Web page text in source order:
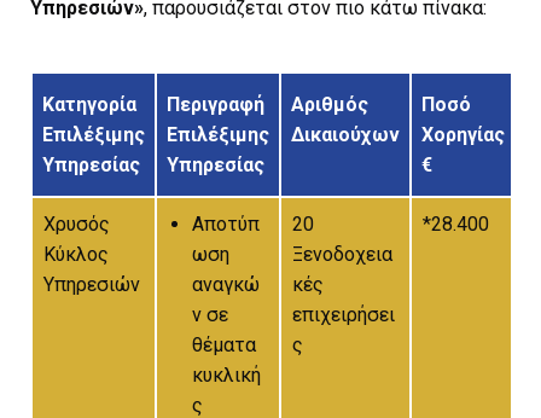
Υπηρεσιών», παρουσιάζεται στον πιο κάτω πίνακα:
Κατηγορία
Επιλέξιμης
Υπηρεσίας
Περιγραφή
Επιλέξιμης
Υπηρεσίας
Αριθμός
Δικαιούχων
Ποσό
Χορηγίας
€
Χρυσός
Κύκλος
Υπηρεσιών
Αποτύπ
ωση
αναγκώ
ν σε
θέματα
κυκλική
ς
20
Ξενοδοχεια
κές
επιχειρήσει
ς
*28.400